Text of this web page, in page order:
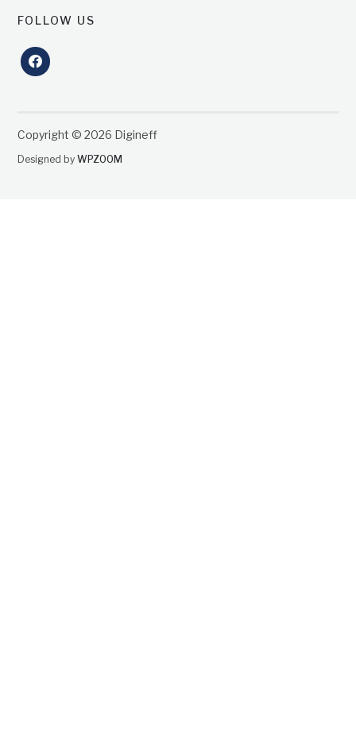
FOLLOW US
facebook
Copyright © 2026 Digineff
Designed byWPZOOM